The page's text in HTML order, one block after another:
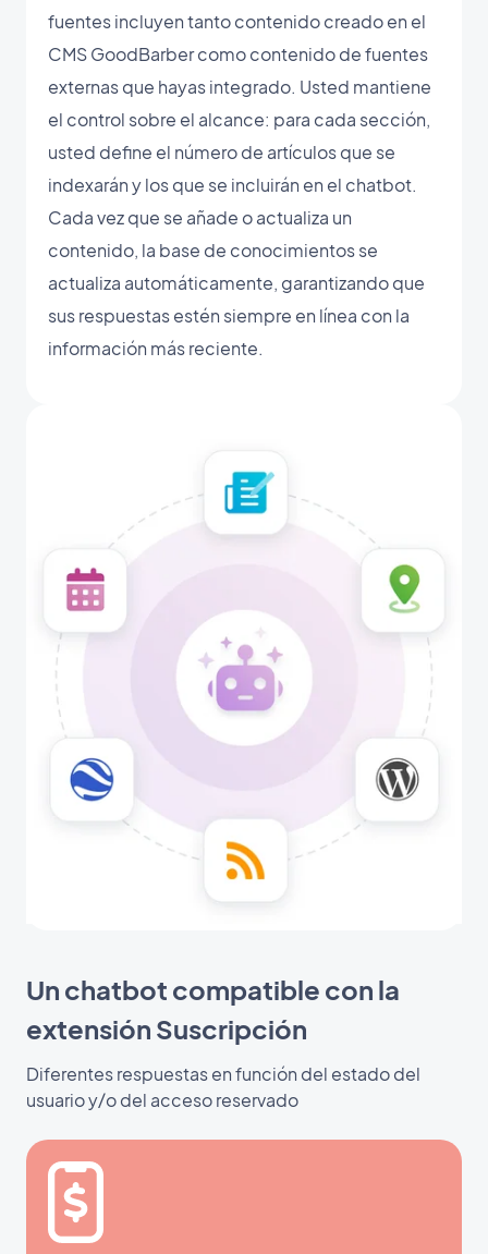
fuentes incluyen tanto contenido creado en el
CMS GoodBarber como contenido de fuentes
externas que hayas integrado. Usted mantiene
el control sobre el alcance: para cada sección,
usted define el número de artículos que se
indexarán y los que se incluirán en el chatbot.
Cada vez que se añade o actualiza un
contenido, la base de conocimientos se
actualiza automáticamente, garantizando que
sus respuestas estén siempre en línea con la
información más reciente.
Un chatbot compatible con la
extensión Suscripción
Diferentes respuestas en función del estado del
usuario y/o del acceso reservado